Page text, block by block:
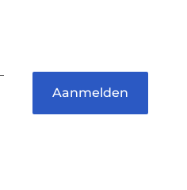
Aanmelden